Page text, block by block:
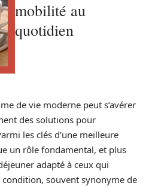
mobilité au
quotidien
de vie moderne peut s’avérer
des solutions pour
les clés d’une meilleure
un rôle fondamental, et plus
adapté à ceux qui
condition, souvent synonyme de